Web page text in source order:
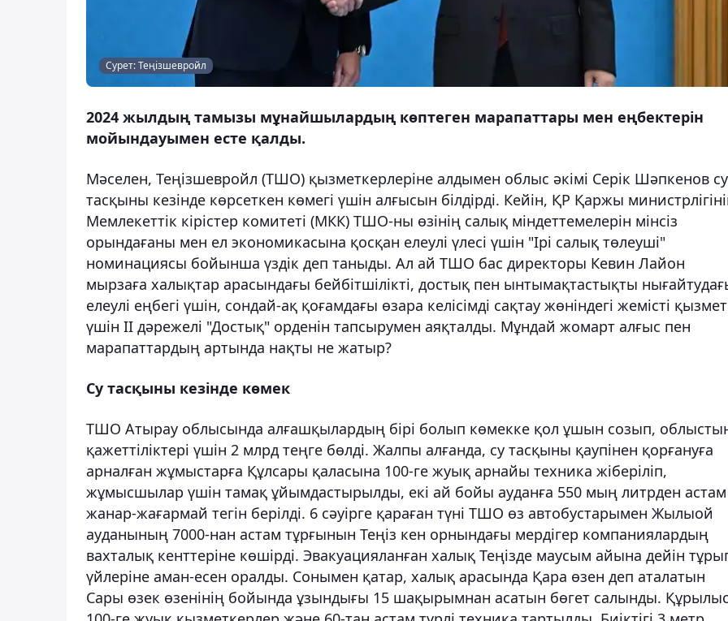
Сурет: Теңізшевройл
2024 жылдың тамызы мұнайшылардың көптеген марапаттары мен еңбектерін
мойындауымен есте қалды.
Мәселен, Теңізшевройл (ТШО) қызметкерлеріне алдымен облыс әкімі Серік Шәпкенов су
тасқыны кезінде көрсеткен көмегі үшін алғысын білдірді. Кейін, ҚР Қаржы
Мемлекеттік кірістер комитеті (МКК) ТШО-ны өзінің салық міндеттемелерін мінсіз
орындағаны мен ел экономикасына қосқан елеулі үлесі үшін "Ірі салық төлеуші"
номинациясы бойынша үздік деп таныды. Ал ай ТШО бас директоры Кевин Лайон
мырзаға халықтар арасындағы бейбітшілікті, достық пен ынтымақтастықты
елеулі еңбегі үшін, сондай-ақ қоғамдағы өзара келісімді сақтау жөніндегі жемісті
үшін II дәрежелі "Достық" орденін тапсырумен аяқталды. Мұндай жомарт алғыс пен
марапаттардың артында нақты не жатыр?
Су тасқыны кезінде көмек
ТШО Атырау облысында алғашқылардың бірі болып көмекке қол ұшын созып,
қажеттіліктері үшін 2 млрд теңге бөлді. Жалпы алғанда, су тасқыны қаупінен қорғануға
арналған жұмыстарға Құлсары қаласына 100-ге жуық арнайы техника жіберіліп,
жұмысшылар үшін тамақ ұйымдастырылды, екі ай бойы ауданға 550 мың литрден астам
жанар-жағармай тегін берілді. 6 сәуірге қараған түні ТШО өз автобустарымен Жылыой
ауданының 7000-нан астам тұрғынын Теңіз кен орнындағы мердігер компаниялардың
вахталық кенттеріне көшірді. Эвакуацияланған халық Теңізде маусым айына дейін
үйлеріне аман-есен оралды. Сонымен қатар, халық арасында Қара өзен деп аталатын
Сары өзек өзенінің бойында ұзындығы 15 шақырымнан асатын бөгет салынды.